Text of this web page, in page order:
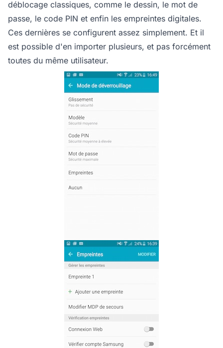
déblocage classiques, comme le dessin, le mot de
passe, le code PIN et enfin les empreintes digitales.
Ces dernières se configurent assez simplement. Et il
est possible d'en importer plusieurs, et pas forcément
toutes du même utilisateur.